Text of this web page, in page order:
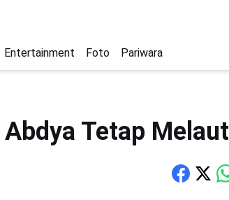
Entertainment Foto Pariwara
Tetap Melaut